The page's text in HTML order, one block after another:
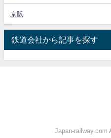
京阪
鉄道会社から記事を探す
Japan-railway.com